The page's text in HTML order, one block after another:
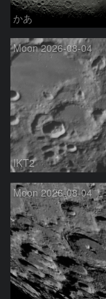
かあ
Moon 2026-08-04
IKT2
Moon 2026-08-04